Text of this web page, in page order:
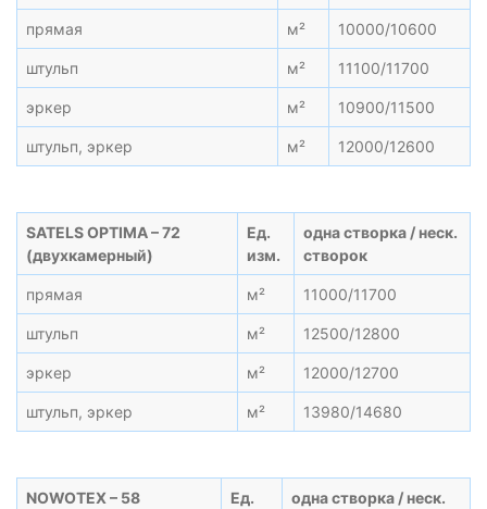
прямая м² 10000/10600
штульп м² 11100/11700
эркер м² 10900/11500
штульп, эркер м² 12000/12600
SATELS OPTIMA – 72
(двухкамерный)
Ед.
изм.
одна створка / неск.
створок
прямая м² 11000/11700
штульп м² 12500/12800
эркер м² 12000/12700
штульп, эркер м² 13980/14680
NOWOTEX – 58
Ед.
одна створка / неск.